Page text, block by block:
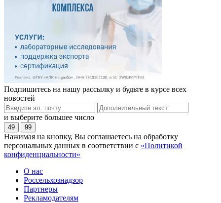
Подпишитесь на нашу рассылку и будьте в курсе всех
новостей
и выберите большее число
49 99
Нажимая на кнопку, Вы соглашаетесь на обработку
персональных данных в соответствии с «Политикой
конфиденциальности»
О нас
Россельхознадзор
Партнеры
Рекламодателям